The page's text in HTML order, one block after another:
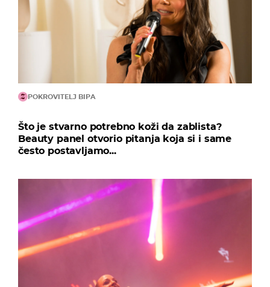
POKROVITELJ BIPA
Što je stvarno potrebno koži da zablista?
Beauty panel otvorio pitanja koja si i same
često postavljamo...